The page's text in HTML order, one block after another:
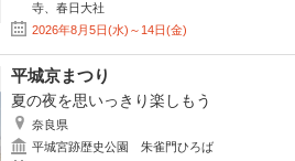
寺、春日大社
2026年8月5日(水)～14日(金)
平城京まつり
夏の夜を思いっきり楽しもう
奈良県
平城宮跡歴史公園 朱雀門ひろば